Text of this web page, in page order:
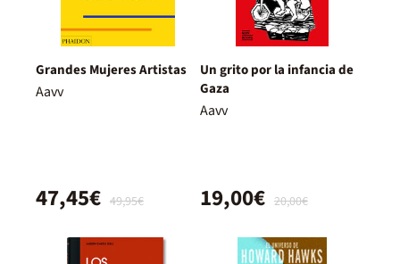
Grandes Mujeres Artistas
Aavv
49,95€
47,45€
Un grito por la infancia de
Gaza
Aavv
20,00€
19,00€